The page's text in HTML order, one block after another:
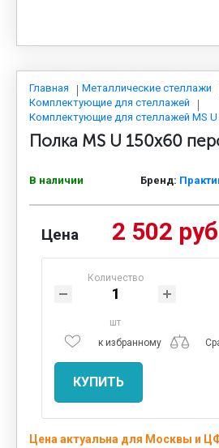
МЕБЕЛЬ ДЛЯ ДОМА
МЕБЕЛЬ ДЛЯ СТОЛОВЫХ
Главная
Металлические стеллажи
Комплектующие для стеллажей
Комплектующие для стеллажей MS U
Полка MS U 150х60
В наличии Бренд:
Цена 2 502
Количество
шт
к избранному
КУПИТЬ
Цена актуальна для Москвы и